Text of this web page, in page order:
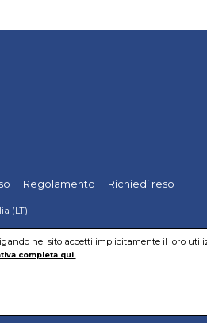
sono uniche per qualità e per
della già nota serie
e BLU PLUS.
Regolamento Richiedi reso
(LT)
nel sito accetti implicitamente il loro
completa qui.